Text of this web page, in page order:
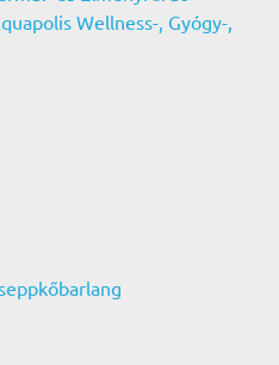
Wellness-, Gyógy-,